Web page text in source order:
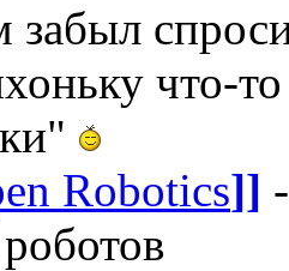
забыл
что-то
Robotics]]